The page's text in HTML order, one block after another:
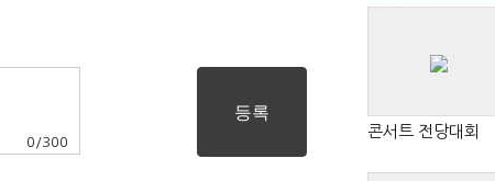
0 /300
콘서트 전당대회